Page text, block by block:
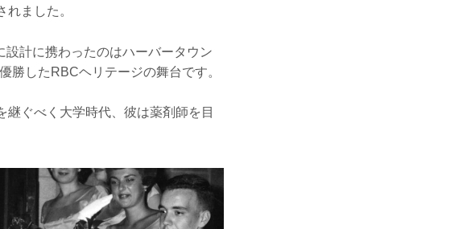
ました。
計に携わったのはハーバータウン
勝したRBCヘリテージの舞台です。
ぐべく大学時代、彼は薬剤師を目